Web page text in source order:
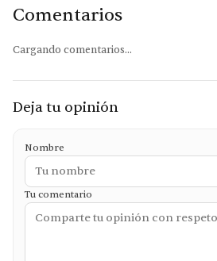
Comentarios
Cargando comentarios...
Deja tu opinión
Nombre
Tu comentario